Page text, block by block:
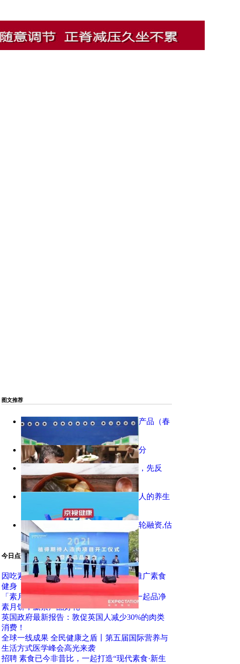
图文推荐
相约2022中国厦门国际素食暨有机产品（春
寺院的素食之味，不比世俗逊色半分
素食30余年的研究院院长：人生病，先反
思，很多病是吃出来的
探访北京素食第一村，揭秘长寿老人的养生
植物肉品牌「植得期待」完成天使轮融资,估
值达数亿元
今日点击排行
因吃素、接触佛法而逆转人生，她发愿推广素食
健身
「素月饼节」杭州湖州线下活动招募！一起品净
素月饼，赢素产品好礼
英国政府最新报告：敦促英国人减少30%的肉类
消费！
全球一线成果 全民健康之盾丨第五届国际营养与
生活方式医学峰会高光来袭
招聘 素食已今非昔比，一起打造“现代素食·新生